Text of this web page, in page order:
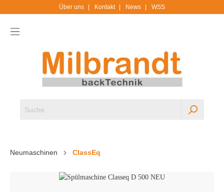
Über uns Kontakt News WSS
Neumaschinen ClassEq